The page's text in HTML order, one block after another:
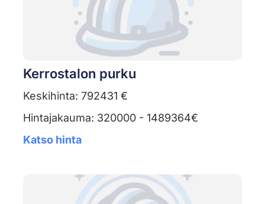
Kerrostalon purku
Keskihinta: 792431 €
Hintajakauma: 320000 - 1489364€
Katso hinta